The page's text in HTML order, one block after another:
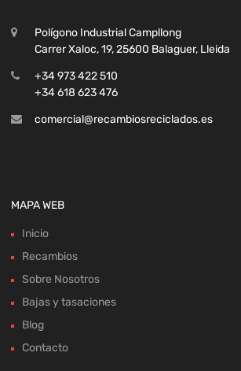
Polígono Industrial Campllong
Carrer Xaloc, 19, 25600 Balaguer, Lleida
+34 973 422 510
+34 618 623 476
comercial@recambiosreciclados.es
MAPA WEB
Inicio
Recambios
Sobre Nosotros
Bajas y tasaciones
Blog
Contacto